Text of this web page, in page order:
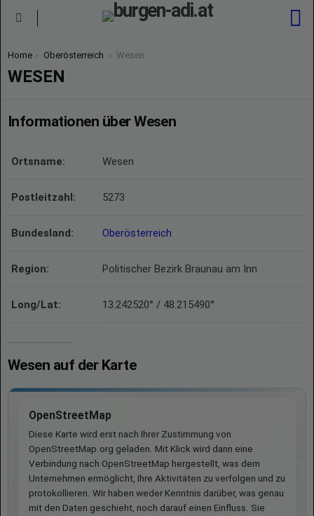
You are here:
Home Oberösterreich Wesen
WESEN
Informationen über Wesen
Ortsname: Wesen
Postleitzahl: 5273
Bundesland: Oberösterreich
Region: Politischer Bezirk Braunau am Inn
Long/Lat: 13.242520° / 48.215490°
Wesen auf der Karte
OpenStreetMap
Diese Karte wird erst nach Ihrer Zustimmung von
OpenStreetMap.org geladen. Mit Klick wird dann eine
Verbindung nach OpenStreetMap hergestellt, was dem
Unternehmen ermöglicht, Ihre Aktivitäten zu verfolgen und zu
protokollieren. Wir haben weder Kenntnis darüber, was genau
mit den Daten geschieht, noch darauf einen Einfluss. Sie